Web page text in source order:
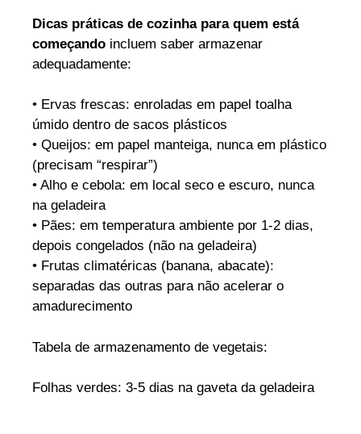
Dicas práticas de cozinha para quem está
começando incluem saber armazenar
adequadamente:
• Ervas frescas: enroladas em papel toalha
úmido dentro de sacos plásticos
• Queijos: em papel manteiga, nunca em plástico
(precisam “respirar”)
• Alho e cebola: em local seco e escuro, nunca
na geladeira
• Pães: em temperatura ambiente por 1-2 dias,
depois congelados (não na geladeira)
• Frutas climatéricas (banana, abacate):
separadas das outras para não acelerar o
amadurecimento
Tabela de armazenamento de vegetais:
Folhas verdes: 3-5 dias na gaveta da geladeira